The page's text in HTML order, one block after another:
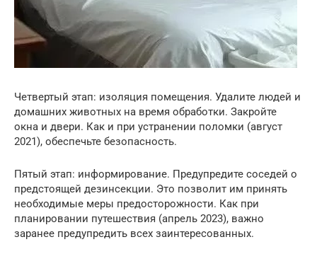
Четвертый этап: изоляция помещения. Удалите людей и
домашних животных на время обработки. Закройте
окна и двери. Как и при устранении поломки (август
2021), обеспечьте безопасность.
Пятый этап: информирование. Предупредите соседей о
предстоящей дезинсекции. Это позволит им принять
необходимые меры предосторожности. Как при
планировании путешествия (апрель 2023), важно
заранее предупредить всех заинтересованных.